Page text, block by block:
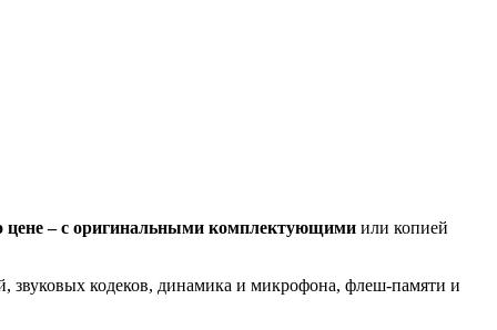
цене – с оригинальными комплектующими или копией
звуковых кодеков, динамика и микрофона, флеш-памяти и